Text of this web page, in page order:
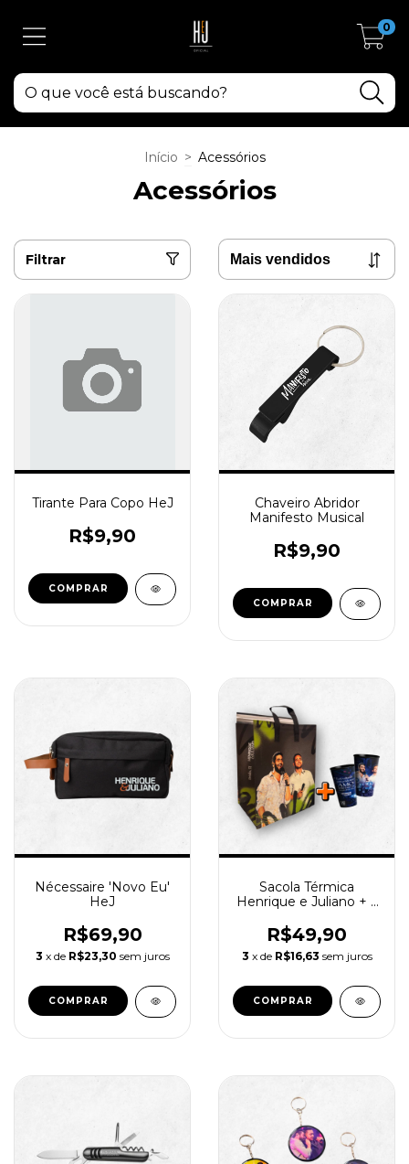
0
Início > Acessórios
Acessórios
Filtrar
Tirante Para Copo HeJ
R$9,90
Chaveiro Abridor
Manifesto Musical
R$9,90
Nécessaire 'Novo Eu'
HeJ
R$69,90
3 x de R$23,30 sem juros
Sacola Térmica
Henrique e Juliano + 2
R$49,90
3 x de R$16,63 sem juros
COMPRAR